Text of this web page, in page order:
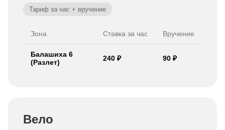
Тариф за час + вручение
Зона Ставка за час Вручение
Балашиха 6
(Разлет)
240 ₽ 90 ₽
Вело